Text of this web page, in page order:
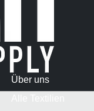
Über uns